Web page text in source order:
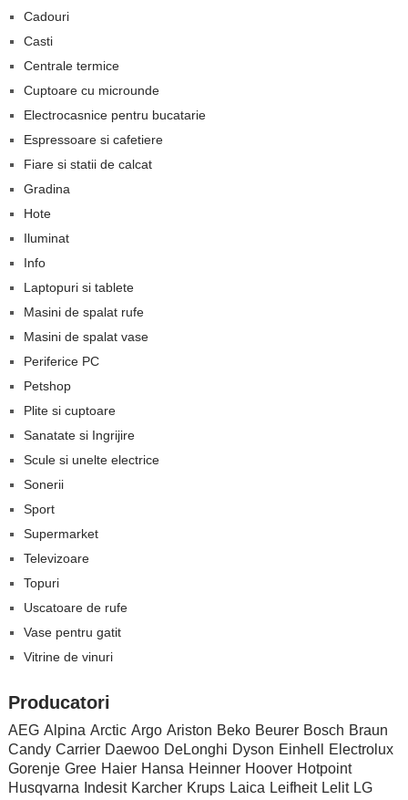
Cadouri
Casti
Centrale termice
Cuptoare cu microunde
Electrocasnice pentru bucatarie
Espressoare si cafetiere
Fiare si statii de calcat
Gradina
Hote
Iluminat
Info
Laptopuri si tablete
Masini de spalat rufe
Masini de spalat vase
Periferice PC
Petshop
Plite si cuptoare
Sanatate si Ingrijire
Scule si unelte electrice
Sonerii
Sport
Supermarket
Televizoare
Topuri
Uscatoare de rufe
Vase pentru gatit
Vitrine de vinuri
Producatori
AEG Alpina Arctic Argo Ariston Beko Beurer Bosch Braun
Candy Carrier Daewoo DeLonghi Dyson Einhell
Electrolux
Gorenje Gree Haier Hansa Heinner Hoover Hotpoint
Husqvarna
Indesit Karcher Krups Laica Leifheit Lelit LG